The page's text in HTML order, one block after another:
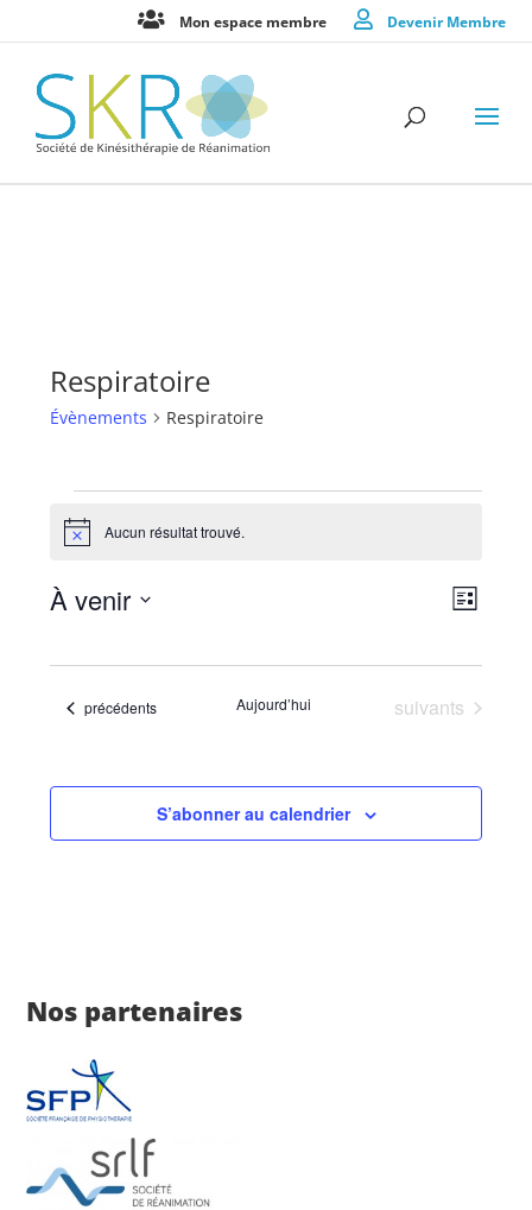
Mon espace membre Devenir Membre
Respiratoire
Évènements Respiratoire
Évènements
Notice Aucun résultat trouvé.
de
Liste
À venir
Évènements
précédents Aujourd’hui Évènements
suivants
S’abonner au calendrier
Nos partenaires